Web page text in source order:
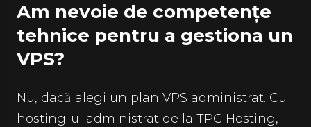
Am nevoie de competențe
tehnice pentru a gestiona un
VPS?
Nu, dacă alegi un plan VPS administrat. Cu
hosting-ul administrat de la TPC Hosting,